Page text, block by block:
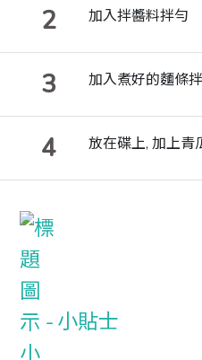
2 加入拌醬料拌勻
3 加入煮好的麵條
4 放在碟上, 加上青
小貼士